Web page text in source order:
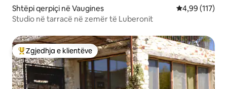
Shtëpi qerpiçi në Vaugines Vlerësimi
4,99 (117)
Studio në tarracë në zemër të Luberonit
Më të mirat e zgjedhjeve të klientëve
Zgjedhja e klientëve